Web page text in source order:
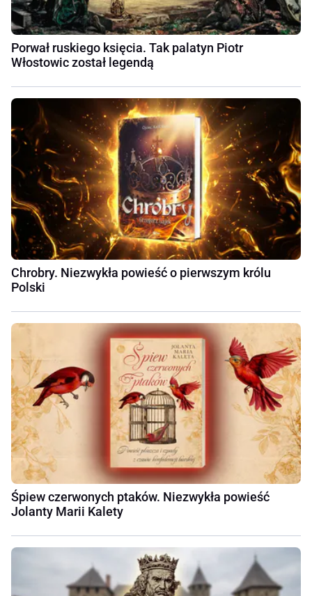
Porwał ruskiego księcia. Tak palatyn Piotr
Włostowic został legendą
Chrobry. Niezwykła powieść o pierwszym królu
Polski
Śpiew czerwonych ptaków. Niezwykła powieść
Jolanty Marii Kalety